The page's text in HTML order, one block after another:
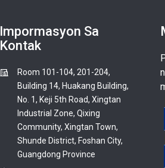
Impormasyon Sa
Kontak
Room 101-104, 201-204,
Building 14, Huakang Building,
No. 1, Keji 5th Road, Xingtan
Industrial Zone, Qixing
Community, Xingtan Town,
Shunde District, Foshan City,
Guangdong Province